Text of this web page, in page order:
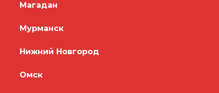
Магадан
Мурманск
Нижний Новгород
Омск